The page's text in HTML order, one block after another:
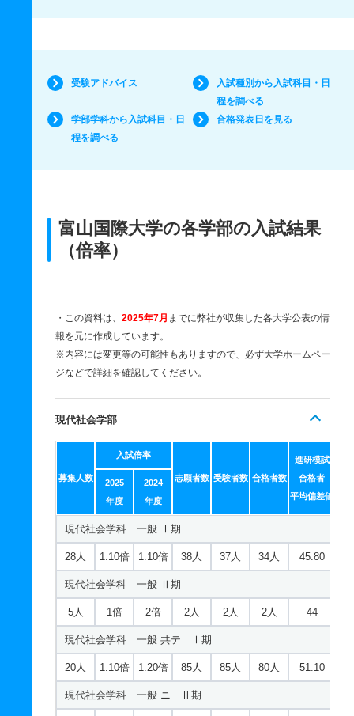
受験アドバイス
入試種別から入試科目・日
程を調べる
学部学科から入試科目・日
程を調べる
合格発表日を見る
富山国際大学の各学部の入試結果
（倍率）
・この資料は、 2025年7月 までに弊社が収集した各大学公表の情
報を元に作成しています。
※内容には変更等の可能性もありますので、必ず大学ホームペー
ジなどで詳細を確認してください。
現代社会学部
募集人数
入試倍率
志願者数 受験者数 合格者数
進研模試
合格者
平均偏差値
2025
年度
2024
年度
現代社会学科 一般 Ⅰ期
28人 1.10倍 1.10倍 38人 37人 34人 45.80
現代社会学科 一般 Ⅱ期
5人 1倍 2倍 2人 2人 2人 44
現代社会学科 一般 共テ Ⅰ期
20人 1.10倍 1.20倍 85人 85人 80人 51.10
現代社会学科 一般 ニ Ⅱ期